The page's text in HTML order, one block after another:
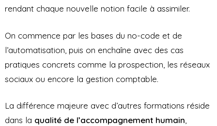
rendant chaque nouvelle notion facile à assimiler.
On commence par les bases du no-code et de
l’automatisation, puis on enchaîne avec des cas
pratiques concrets comme la prospection, les réseaux
sociaux ou encore la gestion comptable.
La différence majeure avec d’autres formations réside
dans la qualité de l’accompagnement humain,